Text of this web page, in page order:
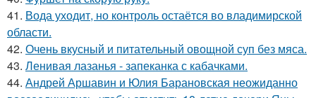
41. Вода уходит, но контроль остаётся во владимирской
области.
42. Очень вкусный и питательный овощной суп без мяса.
43. Ленивая лазанья - запеканка с кабачками.
44. Андрей Аршавин и Юлия Барановская неожиданно